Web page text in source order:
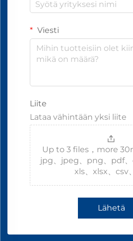
Viesti
Liite
Lataa vähintään yksi liite
Up to 3 files，more
jpg、jpeg、png、pdf、
xls、xlsx、csv
Lähetä